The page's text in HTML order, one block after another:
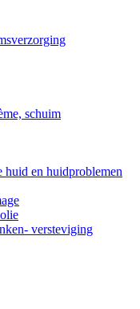
schuim
huid en huidproblemen
versteviging